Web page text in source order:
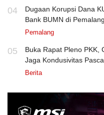
04
Dugaan Korupsi Dana
Bank BUMN di
Pemalang
05
Buka Rapat Pleno PKK,
Jaga Kondusivitas
Berita